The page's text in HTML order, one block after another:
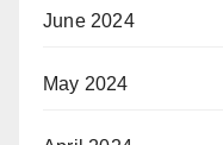
June 2024
May 2024